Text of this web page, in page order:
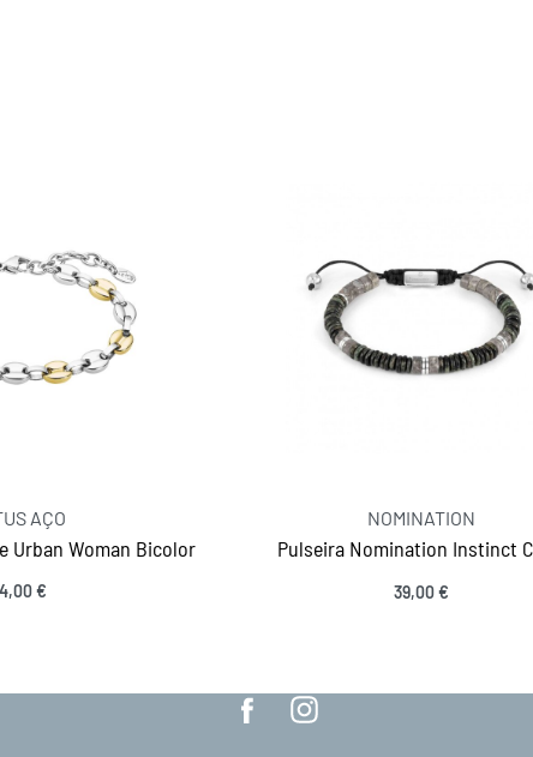
AÇO
Urban Woman Bicolor
€
NOMINATION
Pulseira Nomination Instinct
39,00€